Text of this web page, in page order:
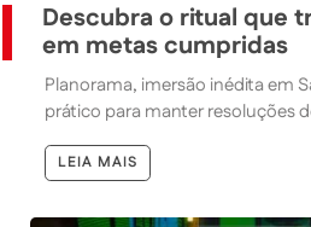
Descubra o ritual que
em metas cumpridas
Planorama, imersão inédita em
prático para manter resoluções
LEIA MAIS